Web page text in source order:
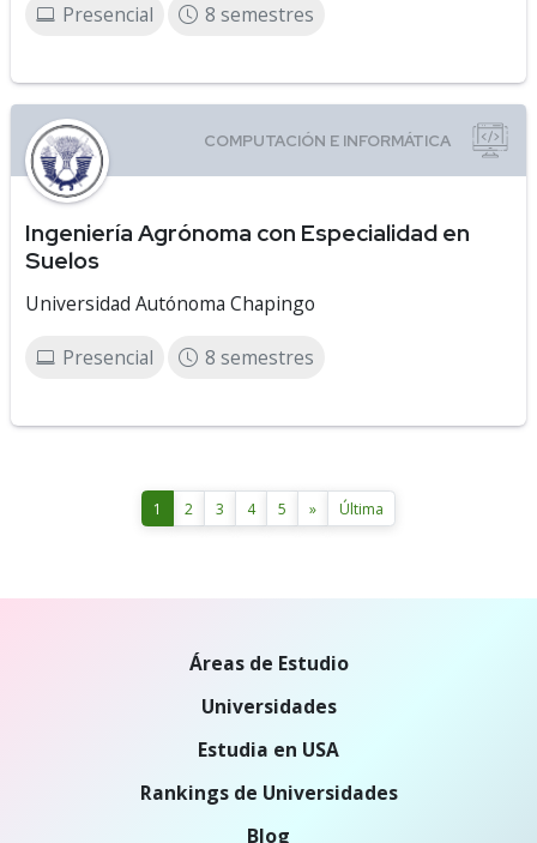
Presencial 8 semestres
Ingeniería Agrónoma con Especialidad en
Suelos
Universidad Autónoma Chapingo
Presencial 8 semestres
1 2 3 4 5 » Última
Áreas de Estudio
Universidades
Estudia en USA
Rankings de Universidades
Blog